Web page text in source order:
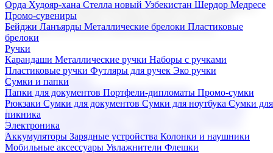
Орда Худояр-хана Стелла новый Узбекистан Шердор Медресе
Промо-сувениры
Бейджи Ланъярды Металлические брелоки Пластиковые
брелоки
Ручки
Карандаши Металлические ручки Наборы с ручками
Пластиковые ручки Футляры для ручек Эко ручки
Сумки и папки
Папки для документов Портфели-дипломаты Промо-сумки
Рюкзаки Сумки для документов Сумки для ноутбука Сумки для
пикника
Электроника
Аккумуляторы Зарядные устройства Колонки и наушники
Мобильные аксессуары Увлажнители Флешки
Мы предлагаем широкий выбор корпоративных подарков и
сувениров с логотипом. В нашем каталоге вы найдете
продукцию для бизнеса, мероприятия и клиентов.
Подарочные наборы
Бизнес наборыКофейные наборы Кошельки
Наборы из кожиНаборы ручекНаборы с аккумуляторами
Наборы с бутылками для воды
Наборы с ежедневниками
Наборы с кружками
флешкамиНовогодние наборыЧайные наборы